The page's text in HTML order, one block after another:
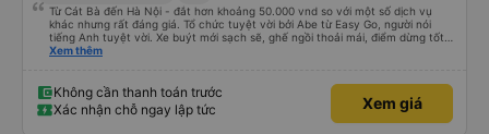
Từ Cát Bà đến Hà Nội - đắt hơn khoảng 50.000 vnd so với một số dịch vụ
khác nhưng rất đáng giá. Tổ chức tuyệt vời bởi Abe từ Easy Go, người nói
tiếng Anh tuyệt vời. Xe buýt mới sạch sẽ, ghế ngồi thoải mái, điểm dừng tốt
giữa chặng, tốt hơn nhiều so với nhiều xe buýt mà tôi đã thử cho đến nay.
xuống xe với hành lý của mình, v.v., đi phà chở khách để đến đảo và đổi xe
buýt một lần nữa, v.v. rất khuyến khích.
Xem thêm
Không cần thanh toán trước
Xác nhận chỗ ngay lập tức
Xem giá